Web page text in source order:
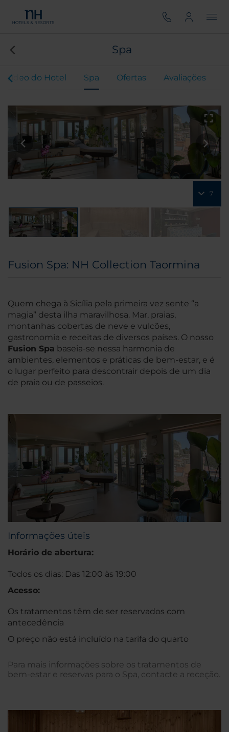
Spa
Vídeo do Hotel Spa Ofertas Avaliações
7
Fusion Spa: NH Collection Taormina
Quem chega à Sicília pela primeira vez sente “a
magia” desta ilha maravilhosa. Mar, praias,
montanhas cobertas de neve e vulcões,
gastronomia e receitas de diversos países. O nosso
Fusion Spa baseia-se nessa harmonia de
ambientes, elementos e práticas de bem-estar, e é
o lugar perfeito para descontrair depois de um dia
de praia ou de passeios.
Informações úteis
Horário de abertura:
Todos os dias: Das 12:00 às 19:00
Acesso:
Os tratamentos têm de ser reservados com
antecedência
O preço não está incluído na tarifa do quarto
Para mais informações sobre os tratamentos de
bem-estar e reservas para o Spa, contacte a receção.